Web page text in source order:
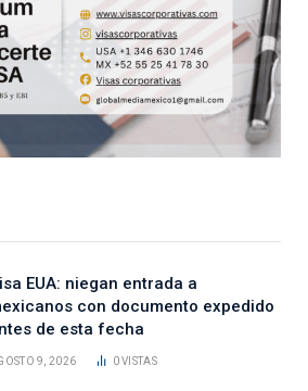
EUA: niegan entrada a
con documento expedido
de esta fecha
9, 2026 0VISTAS